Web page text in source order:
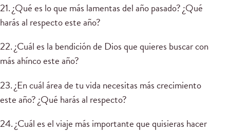
21. ¿Qué es lo que más lamentas del año pasado? ¿Qué
harás al respecto este año?
22. ¿Cuál es la bendición de Dios que quieres buscar con
más ahínco este año?
23. ¿En cuál área de tu vida necesitas más crecimiento
este año? ¿Qué harás al respecto?
24. ¿Cuál es el viaje más importante que quisieras hacer